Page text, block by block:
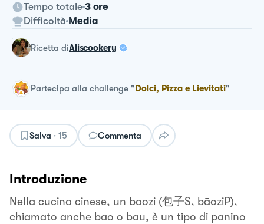
Tempo totale 3 ore
Difficoltà Media
ricetta diAliscookery
Partecipa alla challenge "Dolci, Pizza e Lievitati"
Salva · 15 Commenta
Introduzione
Nella cucina cinese, un baozi (包子S, bāoziP),
chiamato anche bao o bau, è un tipo di panino